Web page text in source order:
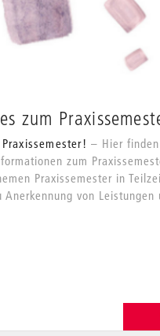
zum
Hier
zum
Praxissemester in
Anerkennung von Leistungen